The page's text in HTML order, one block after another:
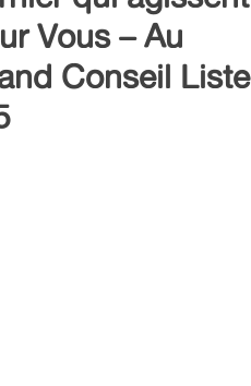
Vous – Au
Conseil Liste